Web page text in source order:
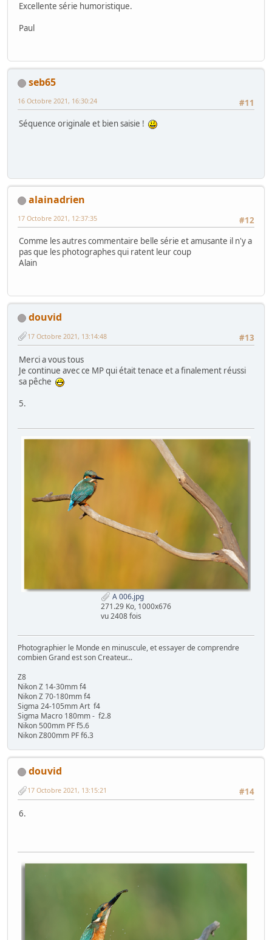
Excellente série humoristique.
Paul
seb65
#11
16 Octobre 2021, 16:30:24
Séquence originale et bien saisie !
alainadrien
#12
17 Octobre 2021, 12:37:35
Comme les autres commentaire belle série et amusante il n'y a
pas que les photographes qui ratent leur coup
Alain
douvid
#13
17 Octobre 2021, 13:14:48
Merci a vous tous
Je continue avec ce MP qui était tenace et a finalement réussi
sa pêche
5.
A 006.jpg
271.29 Ko, 1000x676
vu 2408 fois
Photographier le Monde en minuscule, et essayer de comprendre
combien Grand est son Createur...
Z8
Nikon Z 14-30mm f4
Nikon Z 70-180mm f4
Sigma 24-105mm Art f4
Sigma Macro 180mm - f2.8
Nikon 500mm PF f5.6
Nikon Z800mm PF f6.3
douvid
#14
17 Octobre 2021, 13:15:21
6.